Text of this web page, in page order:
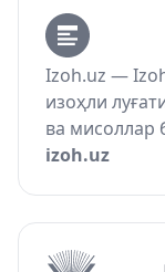
Izoh.uz —
изоҳли
ва мисоллар
izoh.uz